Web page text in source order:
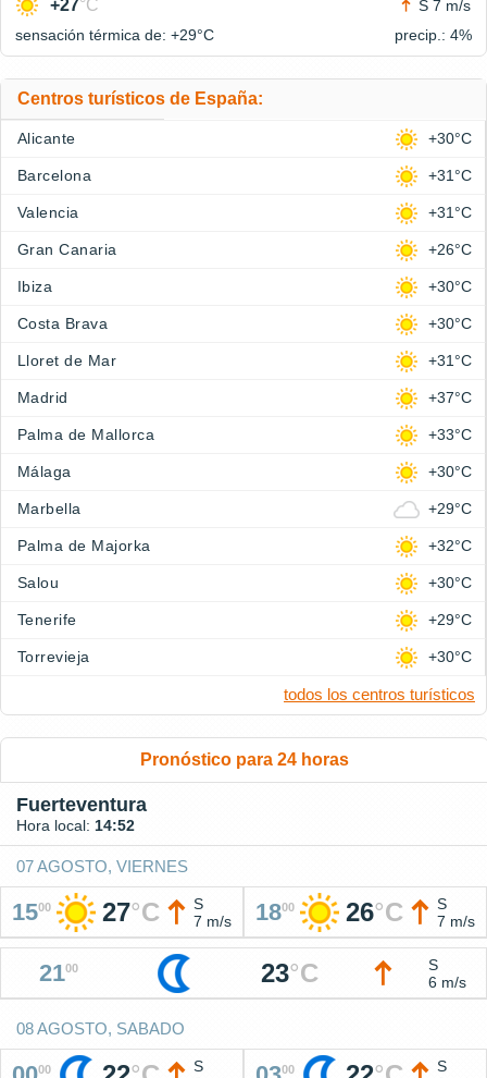
+27°C
S 7 m/s
sensación térmica de: +29°C precip.: 4%
Centros turísticos de España:
Alicante +30°C
Barcelona +31°C
Valencia +31°C
Gran Canaria +26°C
Ibiza +30°C
Costa Brava +30°C
Lloret de Mar +31°C
Madrid +37°C
Palma de Mallorca +33°C
Málaga +30°C
Marbella +29°C
Palma de Majorka +32°C
Salou +30°C
Tenerife +29°C
Torrevieja +30°C
todos los centros turísticos
Pronóstico para 24 horas
Fuerteventura
Hora local: 14:52
07 AGOSTO, VIERNES
1500 27°C
S
7 m/s
1800 26°C
S
7 m/s
2100 23°C
S
6 m/s
08 AGOSTO, SABADO
00
S
00
S